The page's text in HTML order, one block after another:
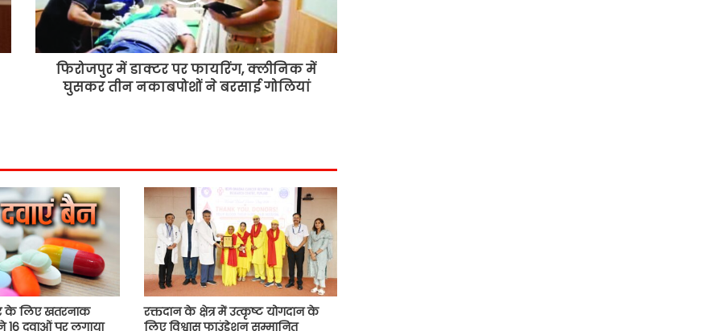
चंडीगढ़ को पीएम मोदी ने दी 4700 करोड़
की सौगातें, शहर से जुड़ी यादें की साझा
पंजाब-चंडीगढ़ में अगले तीन दिन तक भारी
चंडीगढ़ में तथाकथित ‘एनर्जी ड्रिंक्स’ पर
प्रतिबंध लगाने की मांग, प्रशासक को भेजा
चंडीगढ़ में बहुमंजिला इमारत गिरी, 6 लोगों
को किया रेस्क्यू, कुछ अभी भी मलबे में दबे
फिरोजपुर में डाक्टर पर फायरिंग, क्लीनिक में
घुसकर तीन नकाबपोशों ने बरसाई गोलियां
के लिए खतरनाक
16 दवाओं पर लगाया
रक्तदान के क्षेत्र में उत्कृष्ट योगदान के
लिए विश्वास फाउंडेशन सम्मानित